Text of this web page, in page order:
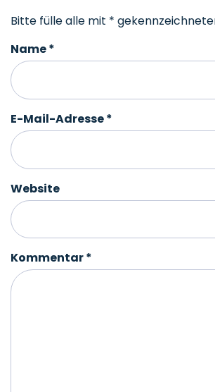
Bitte fülle alle mit *
Name*
E-Mail-Adresse*
Website
Kommentar*